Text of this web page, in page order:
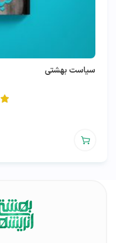
سیاست بهشتی